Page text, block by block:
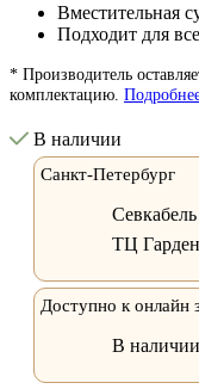
Вместительная
Подходит для
* Производитель
комплектацию.
В наличии
Санкт-Петербург
ТЦ
Доступно к онлайн
В